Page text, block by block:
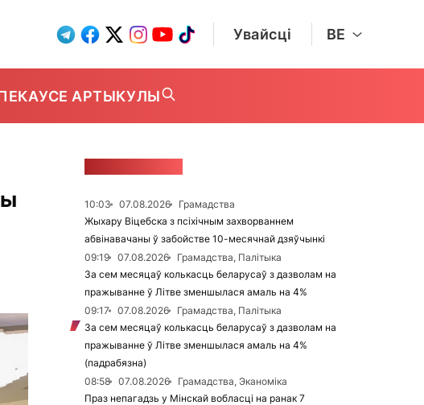
Увайсці BE
УСЕ АРТЫКУЛЫ
10:03 07.08.2026
Грамадства
Жыхару Віцебска з псіхічным захворваннем
абвінавачаны ў забойстве 10-месячнай дзяўчынкі
09:19
07.08.2026
Грамадства, Палітыка
За сем месяцаў колькасць беларусаў з дазволам на
пражыванне ў Літве зменшылася амаль на 4%
09:17
07.08.2026
Грамадства, Палітыка
За сем месяцаў колькасць беларусаў з дазволам на
пражыванне ў Літве зменшылася амаль на 4%
(падрабязна)
08:58
07.08.2026
Грамадства, Эканоміка
Праз непагадзь у Мінскай вобласці на ранак 7